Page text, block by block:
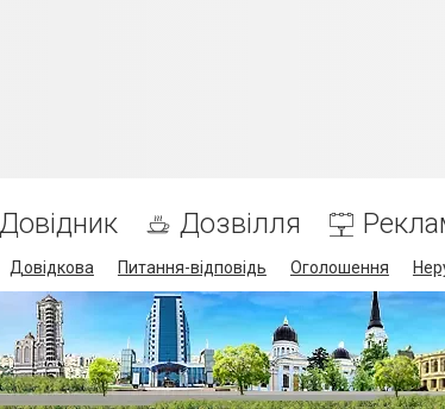
Довідник Дозвілля
Довідкова Питання-відповідь Оголошення